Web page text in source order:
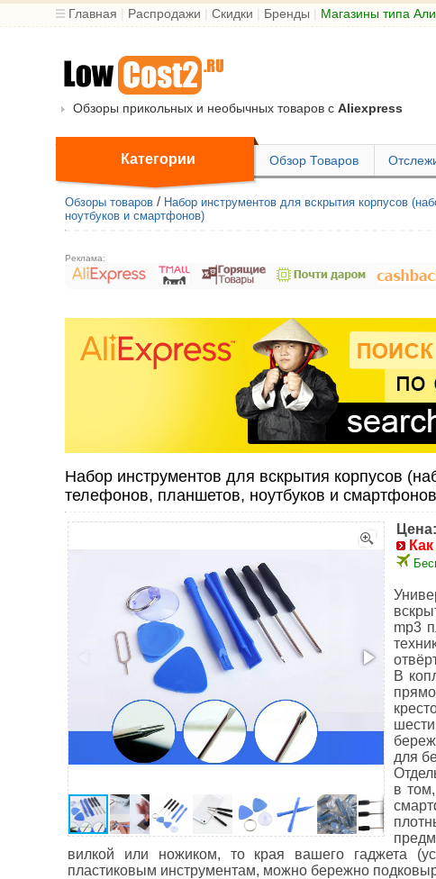
Главная | Распродажи | Скидки | Бренды | Магазины типа
Обзоры прикольных и необычных товаров с Aliexpress
Категории Обзор Товаров
Обзоры товаров / Набор инструментов для вскрытия корпусов
ноутбуков и смартфонов)
Реклама:
Набор инструментов для вскрытия корпусов
телефонов, планшетов, ноутбуков и
Цена:
mp3
В
для
в
вилкой или ножиком, то края вашего гаджета
пластиковым инструментам, можно бережно